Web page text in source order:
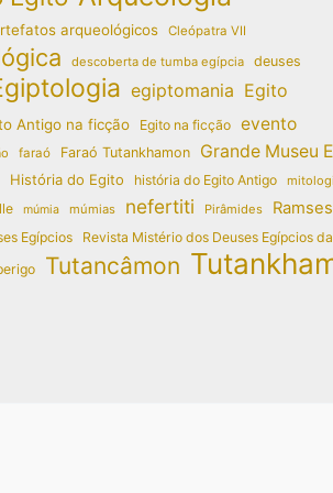
arqueológicos Cleópatra VII
descoberta de tumba egípcia deuses
egiptomania Egito
Antigo na ficção Egito na ficção evento
faraó Faraó Tutankhamon Grande Museu
História do Egito história do Egito Antigo
múmia múmias nefertiti Pirâmides
Egípcios
Revista Mistério dos Deuses Egípcios
Tutancâmon